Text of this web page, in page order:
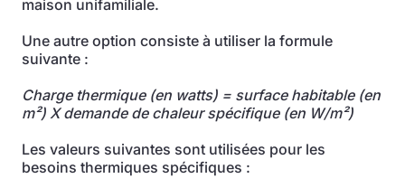
maison unifamiliale.
Une autre option consiste à utiliser la formule
suivante :
Charge thermique (en watts) = surface habitable (en
m²) X demande de chaleur spécifique (en W/m²)
Les valeurs suivantes sont utilisées pour les
besoins thermiques spécifiques :